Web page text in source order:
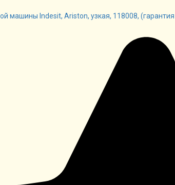
машины Indesit, Ariston, узкая, 118008, (гарантия